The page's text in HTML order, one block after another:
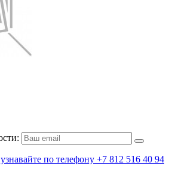
по телефону +7 812 516 40 94